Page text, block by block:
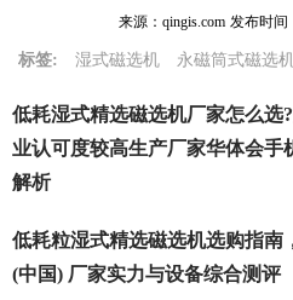
来源：qingis.com 发布时间
标签: 湿式磁选机 永磁筒式磁选
低耗湿式精选磁选机厂家怎么选?
业认可度较高生产厂家华体会手
解析
低耗粒湿式精选磁选机选购指南
(中国) 厂家实力与设备综合测评